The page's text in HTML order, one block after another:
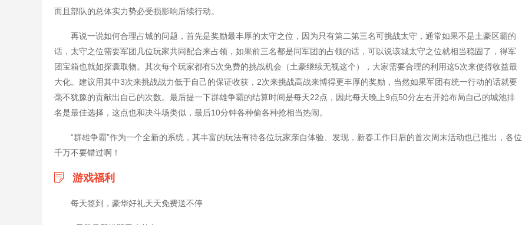
而且部队的总体实力势必受损影响后续行动。
再说一说如何合理占城的问题，首先是奖励最丰厚的太守之位，因为只有第二第三名可挑战太守，通常如果不是土豪区霸的
话，太守之位需要军团几位玩家共同配合来占领，如果前三名都是同军团的占领的话，可以说该城太守之位就相当稳固了，得军
团宝箱也就如探囊取物。其次每个玩家都有5次免费的挑战机会（土豪继续无视这个），大家需要合理的利用这5次来使得收益最
大化。建议用其中3次来挑战战力低于自己的保证收获，2次来挑战高战来博得更丰厚的奖励，当然如果军团有统一行动的话就要
毫不犹豫的贡献出自己的次数。最后提一下群雄争霸的结算时间是每天22点，因此每天晚上9点50分左右开始布局自己的城池排
名是最佳选择，这点也和决斗场类似，最后10分钟各种偷各种抢相当热闹。
“群雄争霸”作为一个全新的系统，其丰富的玩法有待各位玩家亲自体验、发现，新春工作日后的首次周末活动也已推出，各位
千万不要错过啊！
游戏福利
每天签到，豪华好礼天天免费送不停